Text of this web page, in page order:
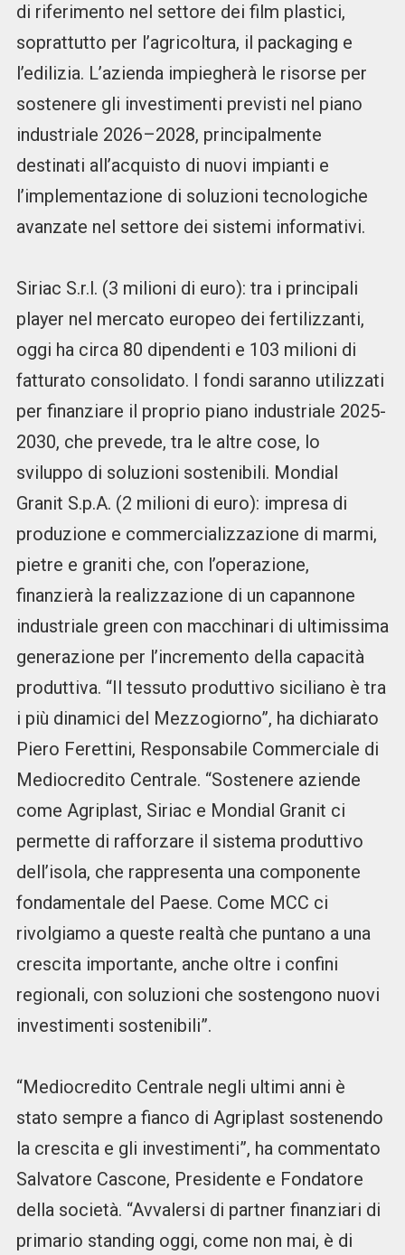
di riferimento nel settore dei film plastici,
soprattutto per l’agricoltura, il packaging e
l’edilizia. L’azienda impiegherà le risorse per
sostenere gli investimenti previsti nel piano
industriale 2026–2028, principalmente
destinati all’acquisto di nuovi impianti e
l’implementazione di soluzioni tecnologiche
avanzate nel settore dei sistemi informativi.
Siriac S.r.l. (3 milioni di euro): tra i principali
player nel mercato europeo dei fertilizzanti,
oggi ha circa 80 dipendenti e 103 milioni di
fatturato consolidato. I fondi saranno utilizzati
per finanziare il proprio piano industriale 2025-
2030, che prevede, tra le altre cose, lo
sviluppo di soluzioni sostenibili. Mondial
Granit S.p.A. (2 milioni di euro): impresa di
produzione e commercializzazione di marmi,
pietre e graniti che, con l’operazione,
finanzierà la realizzazione di un capannone
industriale green con macchinari di ultimissima
generazione per l’incremento della capacità
produttiva. “Il tessuto produttivo siciliano è tra
i più dinamici del Mezzogiorno”, ha dichiarato
Piero Ferettini, Responsabile Commerciale di
Mediocredito Centrale. “Sostenere aziende
come Agriplast, Siriac e Mondial Granit ci
permette di rafforzare il sistema produttivo
dell’isola, che rappresenta una componente
fondamentale del Paese. Come MCC ci
rivolgiamo a queste realtà che puntano a una
crescita importante, anche oltre i confini
regionali, con soluzioni che sostengono nuovi
investimenti sostenibili”.
“Mediocredito Centrale negli ultimi anni è
stato sempre a fianco di Agriplast sostenendo
la crescita e gli investimenti”, ha commentato
Salvatore Cascone, Presidente e Fondatore
della società. “Avvalersi di partner finanziari di
primario standing oggi, come non mai, è di